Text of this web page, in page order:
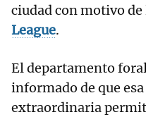
ciudad con motivo
League.
El departamento
informado de que
extraordinaria